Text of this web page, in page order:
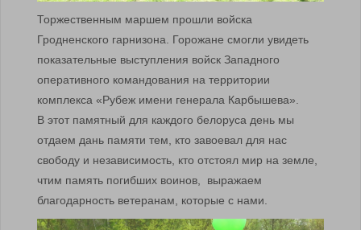
Торжественным маршем прошли войска
Гродненского гарнизона. Горожане смогли увидеть
показательные выступления войск Западного
оперативного командования на территории
комплекса «Рубеж имени генерала Карбышева».
В этот памятный для каждого белоруса день мы
отдаем дань памяти тем, кто завоевал для нас
свободу и независимость, кто отстоял мир на земле,
чтим память погибших воинов, выражаем
благодарность ветеранам, которые с нами.